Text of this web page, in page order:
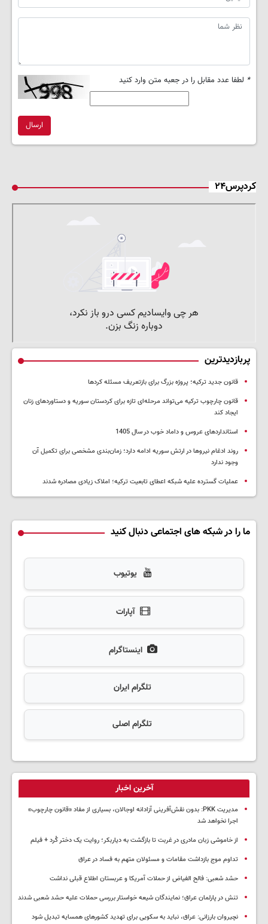
* لطفا عدد مقابل را در جعبه متن وارد کنید
ارسال
کردپرس۲۴
پربازدیدترین
قانون جدید ترکیه؛ پروژه بزرگ‌ برای بازتعریف مسئله کردها
قانون چارچوب ترکیه می‌تواند مرحله‌ای تازه برای کردستان سوریه و دستاوردهای زنان
ایجاد کند
استانداردهای عروس و داماد خوب در سال 1405
روند ادغام نیروها در ارتش سوریه ادامه دارد؛ زمان‌بندی مشخصی برای تکمیل آن
وجود ندارد
عملیات گسترده علیه شبکه اعطای تابعیت ترکیه؛ املاک زیادی مصادره شدند
ما را در شبکه های اجتماعی دنبال کنید
یوتیوب
آپارات
اینستاگرام
تلگرام ایران
تلگرام اصلی
آخرین اخبار
مدیریت PKK: بدون نقش‌آفرینی آزادانه اوجالان، بسیاری از مفاد «قانون چارچوب»
اجرا نخواهد شد
از خاموشی زبان مادری در غربت تا بازگشت به دیاربکر؛ روایت یک دختر کُرد + فیلم
تداوم موج بازداشت مقامات و مسئولان متهم به فساد در عراق
حشد شعبی: فالح الفیاض از حملات آمریکا و عربستان اطلاع قبلی نداشت
تنش در پارلمان عراق؛ نمایندگان شیعه خواستار بررسی حملات علیه حشد شعبی شدند
نچیروان بارزانی: عراق، نباید به سکویی برای تهدید کشورهای همسایه تبدیل شود